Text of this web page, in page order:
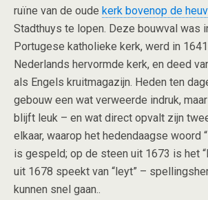
ruïne van de oude kerk bovenop de
Stadthuys te lopen. Deze bouwval was
Portugese katholieke kerk, werd in
Nederlands hervormde kerk, en deed
als Engels kruitmagazijn. Heden ten
gebouw een wat verweerde indruk,
blijft leuk – en wat direct opvalt zijn
elkaar, waarop het hedendaagse woord
is gespeld; op de steen uit 1673 is het
uit 1678 speekt van “leyt” –
kunnen snel gaan..